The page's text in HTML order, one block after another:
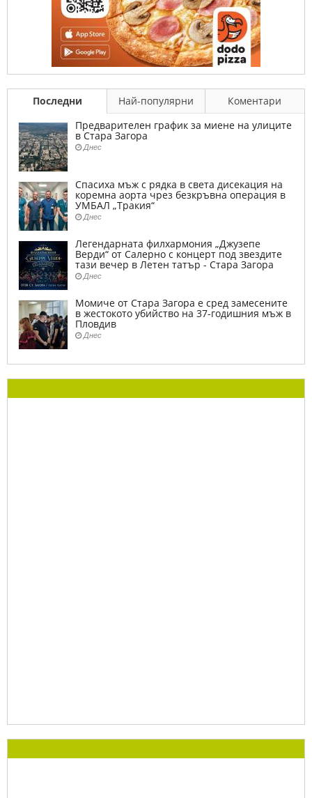
Последни Най-популярни
Коментари
Предварителен график за миене на улиците
в Стара Загора
Днес
Спасиха мъж с рядка в света дисекация на
коремна аорта чрез безкръвна операция в
УМБАЛ „Тракия“
Днес
Легендарната филхармония „Джузепе
Верди“ от Салерно с концерт под звездите
тази вечер в Летен татър - Стара Загора
Днес
Момиче от Стара Загора е сред замесените
в жестокото убийство на 37-годишния мъж в
Пловдив
Днес